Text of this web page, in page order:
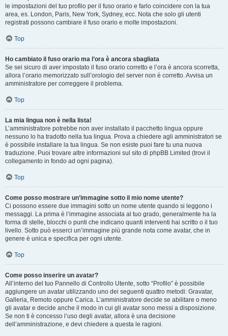
le impostazioni del tuo profilo per il fuso orario e farlo coincidere con la tua
area, es. London, Paris, New York, Sydney, ecc. Nota che solo gli utenti
registrati possono cambiare il fuso orario e molte impostazioni.
Top
Ho cambiato il fuso orario ma l’ora è ancora sbagliata
Se sei sicuro di aver impostato il fuso orario corretto e l’ora è ancora scorretta,
allora l’orario memorizzato sull’orologio del server non è corretto. Avvisa un
amministratore per correggere il problema.
Top
La mia lingua non è nella lista!
L’amministratore potrebbe non aver installato il pacchetto lingua oppure
nessuno lo ha tradotto nella tua lingua. Prova a chiedere agli amministratori se
è possibile installare la tua lingua. Se non esiste puoi fare tu una nuova
traduzione. Puoi trovare altre informazioni sul sito di phpBB Limited (trovi il
collegamento in fondo ad ogni pagina).
Top
Come posso mostrare un’immagine sotto il mio nome utente?
Ci possono essere due immagini sotto un nome utente quando si leggono i
messaggi. La prima è l’immagine associata al tuo grado, generalmente ha la
forma di stelle, blocchi o punti che indicano quanti interventi hai scritto o il tuo
livello. Sotto può esserci un’immagine più grande nota come avatar, che in
genere è unica e specifica per ogni utente.
Top
Come posso inserire un avatar?
All’interno del tuo Pannello di Controllo Utente, sotto “Profilo” è possibile
aggiungere un avatar utilizzando uno dei seguenti quattro metodi: Gravatar,
Galleria, Remoto oppure Carica. L’amministratore decide se abilitare o meno
gli avatar e decide anche il modo in cui gli avatar sono messi a disposizione.
Se non ti è concesso l’uso degli avatar, allora è una decisione
dell’amministrazione, e devi chiedere a questa le ragioni.